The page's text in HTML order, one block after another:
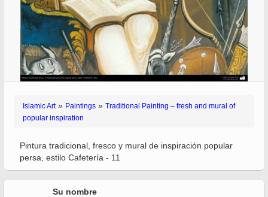
Islamic Art» Paintings » Traditional Painting – fresh and mural of
popular inspiration
Pintura tradicional, fresco y mural de inspiración popular
persa, estilo Cafetería - 11
Su nombre